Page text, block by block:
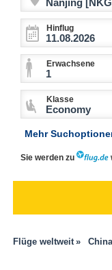
Hinflug
Erwachsene
1
Klasse
Economy
Mehr
Sie werden zu
Flüge weltweit China